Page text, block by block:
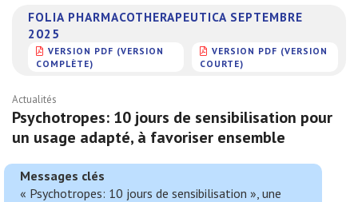
FOLIA PHARMACOTHERAPEUTICA SEPTEMBRE
2025
VERSION PDF (VERSION
COMPLÈTE)
VERSION PDF (VERSION
COURTE)
Actualités
Psychotropes: 10 jours de sensibilisation pour
un usage adapté, à favoriser ensemble
Messages clés
« Psychotropes: 10 jours de sensibilisation », une